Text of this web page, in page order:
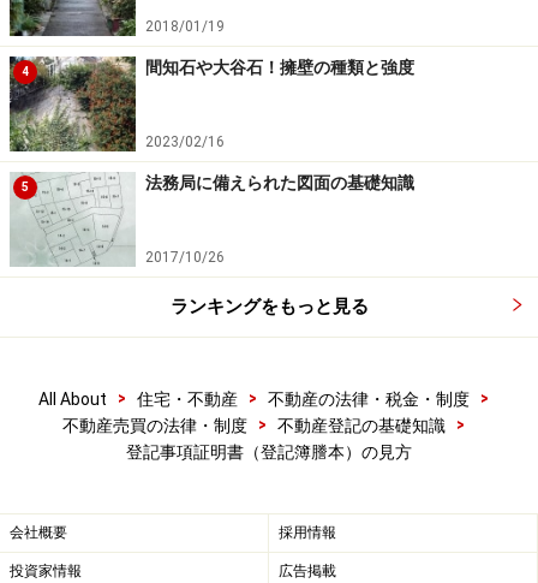
2018/01/19
4 間知石や大谷石！擁壁の種類と強度
2023/02/16
5 法務局に備えられた図面の基礎知識
2017/10/26
ランキングをもっと見る
All About > 住宅・不動産 > 不動産の法律・税金・制度
>
不動産売買の法律・制度
> 不動産登記の基礎知識
>
登記事項証明書（登記簿謄本）の見方
会社概要 採用情報
投資家情報 広告掲載